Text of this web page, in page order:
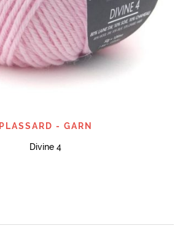
PLASSARD - GARN
Divine 4